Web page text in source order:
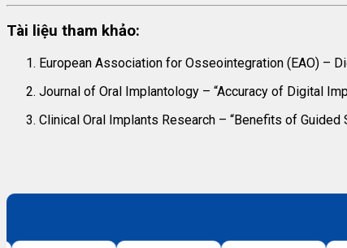
Tài liệu tham khảo:
European Association for Osseointegration (EAO) –
Journal of Oral Implantology – “Accuracy of Digital
Clinical Oral Implants Research – “Benefits of Guided